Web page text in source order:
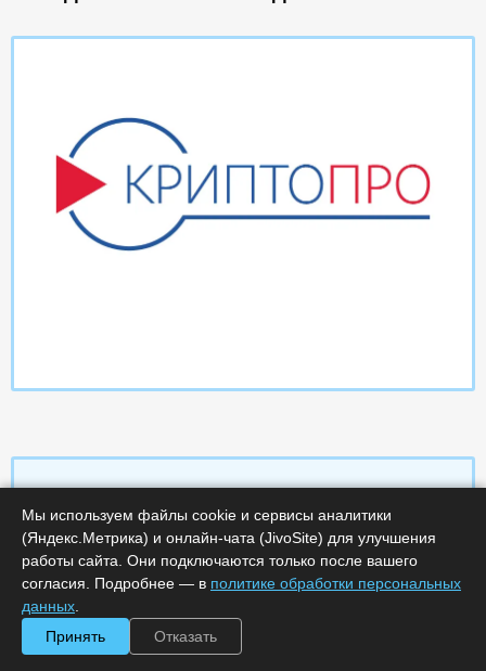
Характеристики
Срок поставки, дней :14
Код :
0000-369203
Артикул :89
Мы используем файлы cookie и сервисы аналитики
(Яндекс.Метрика) и онлайн-чата (JivoSite) для улучшения
работы сайта. Они подключаются только после вашего
согласия. Подробнее — в политике обработки персональных
данных
Принять
Отказать